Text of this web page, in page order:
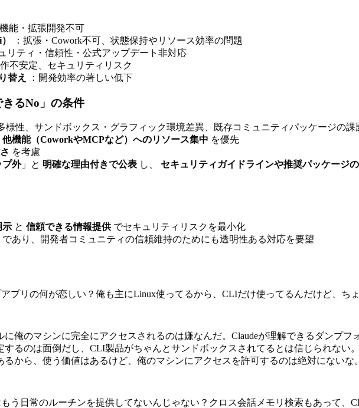
能・拡張開発不可
：拡張・Cowork不可、状態保持やリソース効率の問題
リティ・信頼性・公式アップデート非対応
作不安定、セキュリティリスク
替え
：開発効率の著しい低下
るNo」の条件
様性、サンドボックス・グラフィック環境差異、既存コミュニティパッケージの
他機能（CoworkやMCPなど）へのリソース集中 を優先
を考慮
プ外」と 明確な理由付きで公表 し、 セキュリティガイドラインや推奨パッケージ
示 と 信頼できる情報提供でセキュリティリスクを最小化
であり、開発者コミュニティの信頼維持のためにも透明性ある対応を要望
プリの何が恋しい？俺も主にLinux使ってるから、CLIだけ使ってるんだけど、ち
俺のマシンに完全にアクセスされるのは嫌なんだ。Claudeが理解できるダンプ
るのは面倒だし、CLI製品がちゃんとサンドボックスされてるとは信じられない
から、使う価値はあるけど、俺のマシンにアクセスを許可するのは絶対にないな
う日常のルーチンを提供してないんじゃない？クロス会話メモリ検索もあって、